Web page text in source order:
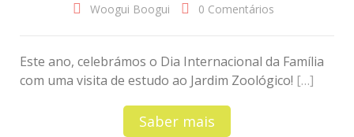
Woogui Boogui
0 Comentários
Este ano, celebrámos o Dia Internacional da Família
com uma visita de estudo ao Jardim Zoológico! […]
Saber mais